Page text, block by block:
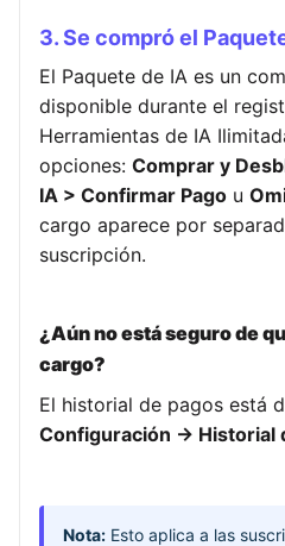
3. Se compró el
El Paquete de IA es un
disponible durante el
Herramientas de IA
opciones: Comprar y
IA > Confirmar Pago u
cargo aparece por
suscripción.
¿Aún no está seguro de
cargo?
El historial de pagos está
Configuración → Historial
Nota: Esto aplica a las